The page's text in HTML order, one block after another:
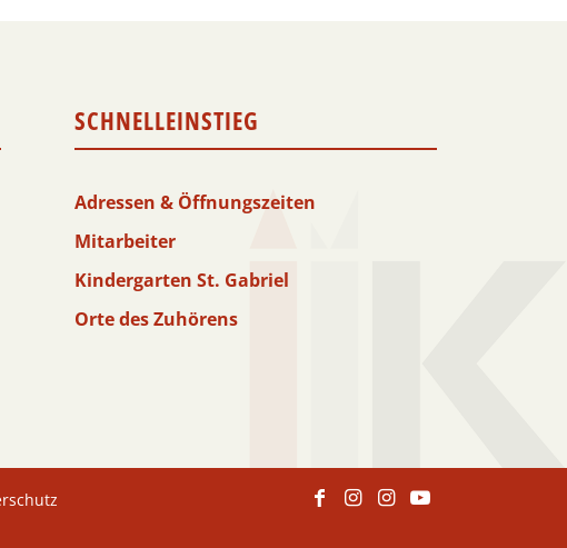
SCHNELLEINSTIEG
Adressen & Öffnungszeiten
Mitarbeiter
Kindergarten St. Gabriel
Orte des Zuhörens